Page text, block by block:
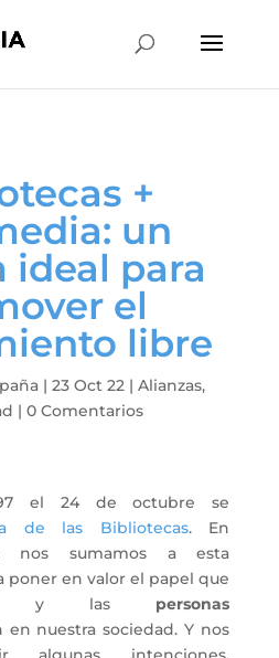
+
un
ideal para
el
libre
|23 Oct 22 |Alianzas,
|0 Comentarios
el 24 de octubre se
de las Bibliotecas. En
nos sumamos a esta
poner en valor el papel que
y las personas
nuestra sociedad. Y nos